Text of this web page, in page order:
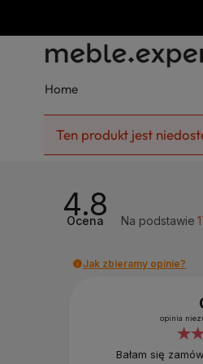
Home
Ten produkt jest
4.8
Ocena Na podstawie
Jak zbieramy opinie?
opinia
Bałam się